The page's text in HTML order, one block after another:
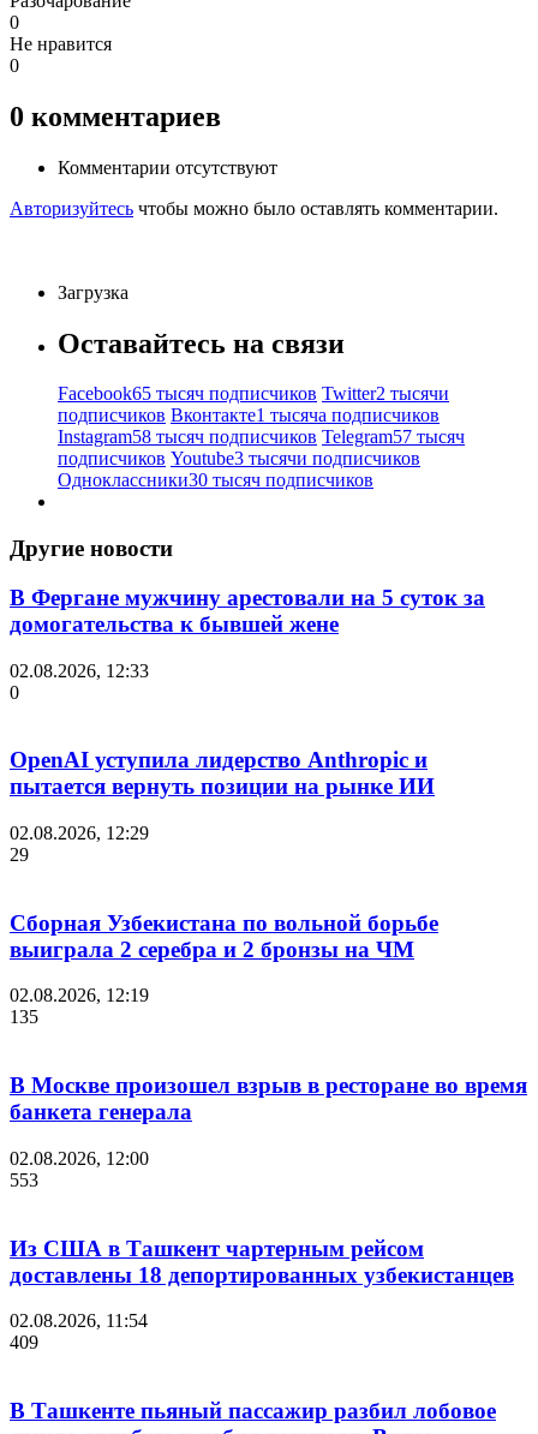
0
Не нравится
0
0 комментариев
Комментарии отсутствуют
Авторизуйтесь чтобы можно было оставлять комментарии.
Загрузка
Оставайтесь на связи
Facebook65 тысяч подписчиков Twitter2 тысячи
подписчиков Вконтакте1 тысяча подписчиков
Instagram58 тысяч подписчиков Telegram57 тысяч
подписчиков Youtube3 тысячи подписчиков
Одноклассники30 тысяч подписчиков
Другие новости
В Фергане мужчину арестовали на 5 суток за
домогательства к бывшей жене
02.08.2026, 12:33
0
OpenAI уступила лидерство Anthropic и
пытается вернуть позиции на рынке ИИ
02.08.2026, 12:29
29
Сборная Узбекистана по вольной борьбе
выиграла 2 серебра и 2 бронзы на ЧМ
02.08.2026, 12:19
135
В Москве произошел взрыв в ресторане во время
банкета генерала
02.08.2026, 12:00
553
Из США в Ташкент чартерным рейсом
доставлены 18 депортированных узбекистанцев
02.08.2026, 11:54
409
В Ташкенте пьяный пассажир разбил лобовое